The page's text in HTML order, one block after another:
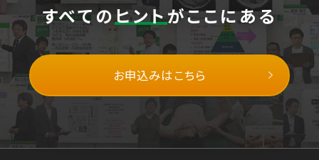
すべてのヒントがここにある
お申込みはこちら